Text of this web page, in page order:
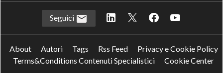
Seguici
About Autori Tags Rss Feed
Privacy e Cookie Policy
Terms&Conditions Contenuti Specialistici
Cookie Center